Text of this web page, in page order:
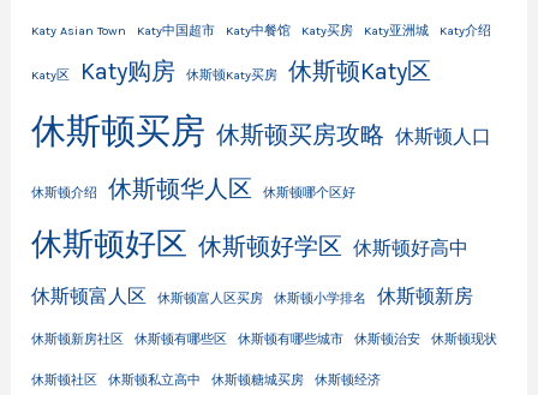
Katy Asian Town Katy中国超市 Katy中餐馆 Katy买房 Katy亚洲城 Katy介绍
Katy区 Katy购房 休斯顿Katy买房 休斯顿Katy区
休斯顿买房 休斯顿买房攻略 休斯顿人口
休斯顿介绍 休斯顿华人区 休斯顿哪个区好
休斯顿好区 休斯顿好学区 休斯顿好高中
休斯顿富人区 休斯顿富人区买房 休斯顿小学排名 休斯顿新房
休斯顿新房社区 休斯顿有哪些区 休斯顿有哪些城市 休斯顿治安 休斯顿现状
休斯顿社区 休斯顿私立高中 休斯顿糖城买房 休斯顿经济